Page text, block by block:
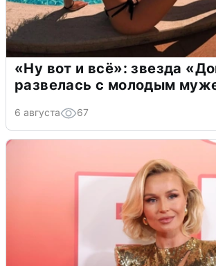
«Ну вот и всё»: звезда
развелась с молодым
6 августа 67